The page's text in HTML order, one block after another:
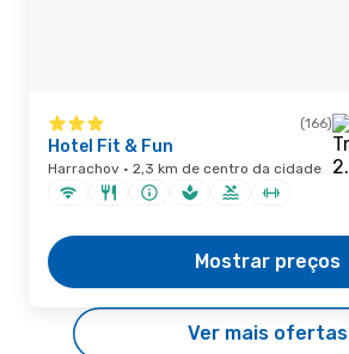
(166)
Hotel Fit & Fun
Harrachov · 2,3 km de centro da cidade
Mostrar preços
Ver mais ofertas